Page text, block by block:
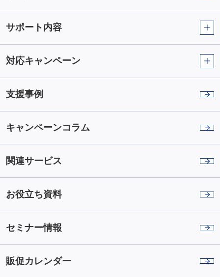
サポート内容
対応キャンペーン
支援事例
キャンペーンコラム
関連サービス
お役立ち資料
セミナー情報
販促カレンダー